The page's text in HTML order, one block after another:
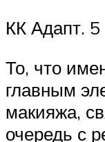
КК Адапт. 5
То, что
главным
макияжа,
очередь с